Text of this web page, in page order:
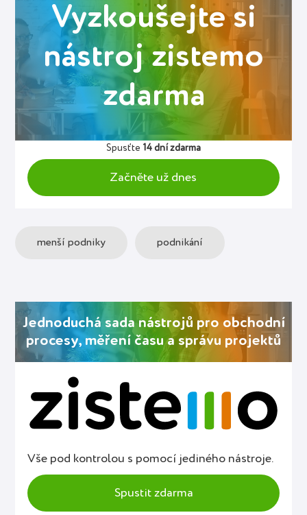
Vyzkoušejte si
nástroj zistemo
zdarma
Spusťte 14 dní zdarma
Začněte už dnes
menší podniky podnikání
Jednoduchá sada nástrojů pro obchodní
procesy, měření času a správu projektů
Vše pod kontrolou s pomocí jediného nástroje.
Spustit zdarma